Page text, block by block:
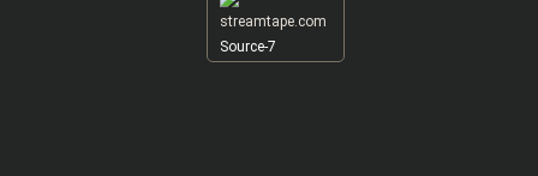
Source-7